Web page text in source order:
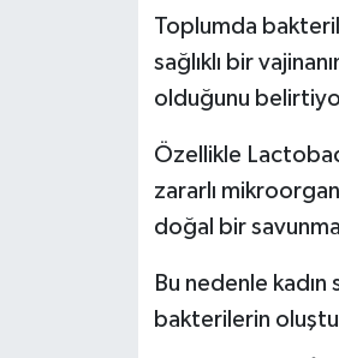
Toplumda
sağlıklı bir
olduğunu
Özellikle
zararlı
doğal bir
Bu nedenle
bakterilerin